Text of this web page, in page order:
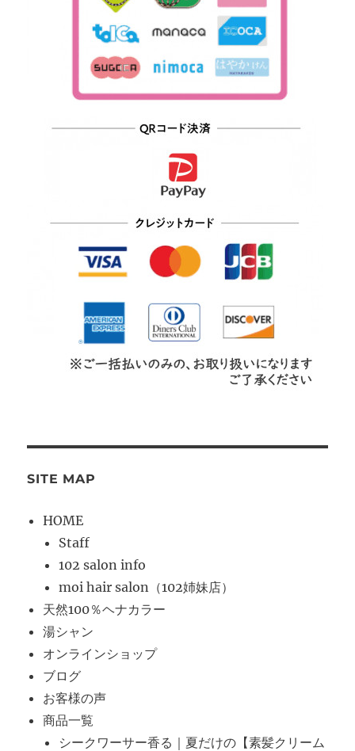
SITE MAP
HOME
Staff
102 salon info
moi hair salon（102姉妹店）
天然100％ヘナカラー
湯シャン
オンラインショップ
ブログ
お客様の声
商品一覧
シークワーサー香る｜夏だけの【素髪クリーム